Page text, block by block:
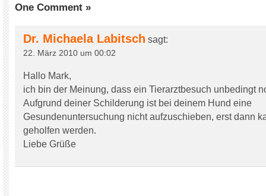
One Comment »
Dr. Michaela Labitsch sagt:
22. März 2010 um 00:02
Hallo Mark,
ich bin der Meinung, dass ein Tierarztbesuch unbedingt
Aufgrund deiner Schilderung ist bei deinem Hund eine
Gesundenuntersuchung nicht aufzuschieben, erst dann
geholfen werden.
Liebe Grüße